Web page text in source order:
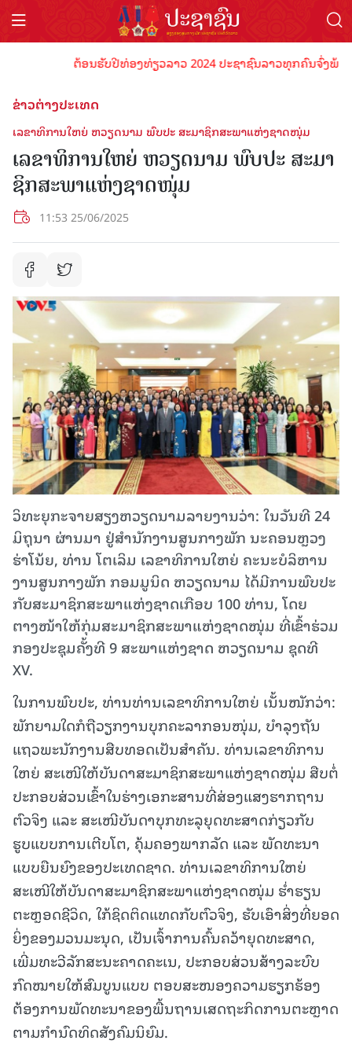
ຕ້ອນຮັບປີທ່ອງທ່ຽວລາວ 2024 ປະຊາຊົນລາວທຸກຄົນຈົ່ງພ້ອ
ຂ່າວຕ່າງປະເທດ
ເລ​ຂາ​ທິ​ການ​ໃຫຍ່ ຫວຽດນາມ ພົບ​ປະ​ ​ສະ​ມາ​ຊິກ​ສະ​ພາ​ແຫ່ງ​ຊາດ​ໜຸ່ມ
ເລ​ຂາ​ທິ​ການ​ໃຫຍ່ ຫວຽດນາມ ພົບ​ປະ​ ​ສະ​ມາ​
ຊິກ​ສະ​ພາ​ແຫ່ງ​ຊາດ​ໜຸ່ມ
11:53 25/06/2025
ວິທະຍຸກະຈາຍສຽງຫວຽດນາມລາຍງານວ່າ: ໃນວັນທີ 24
ມິຖຸນາ ຜ່ານມາ ຢູ່ສຳນັກງານສູນກາງພັກ ນະຄອນຫຼວງ
ຮ່າໂນ້ຍ, ທ່ານ ໂຕເລິມ ເລຂາທິການໃຫຍ່ ຄະນະບໍລິຫານ
ງານສູນກາງພັກ ກອມມູນິດ ຫວຽດນາມ ໄດ້ມີການພົບປະ
ກັບສະມາຊິກສະພາແຫ່ງຊາດເກືອບ 100 ທ່ານ, ໂດຍ
ຕາງໜ້າໃຫ້ກຸ່ມສະມາຊິກສະພາແຫ່ງຊາດໜຸ່ມ ທີ່ເຂົ້າຮ່ວມ
ກອງປະຊຸມຄັ້ງທີ 9 ສະພາແຫ່ງຊາດ ຫວຽດນາມ ຊຸດທີ
XV.
ໃນການພົບປະ, ທ່ານທ່ານເລຂາທິການໃຫຍ່ ເນັ້ນໜັກວ່າ:
ພັກຍາມໃດກໍຖືວຽກງານບຸກຄະລາກອນໜຸ່ມ, ບຳລຸງຖັນ
ແຖວພະນັກງານສືບທອດເປັນສຳຄັນ. ທ່ານເລຂາທິການ
ໃຫຍ່ ສະເໜີໃຫ້ບັນດາສະມາຊິກສະພາແຫ່ງຊາດໜຸ່ມ ສືບຕໍ່
ປະກອບສ່ວນເຂົ້າໃນຮ່າງເອກະສານທີ່ສ່ອງແສງຮາກຖານ
ຕົວຈິງ ແລະ ສະເໜີບັນດາບຸກທະລຸຍຸດທະສາດກ່ຽວກັບ
ຮູບແບບການເຕີບໂຕ, ຄຸ້ມຄອງພາກລັດ ແລະ ພັດທະນາ
ແບບຍືນຍົງຂອງປະເທດຊາດ. ທ່ານເລຂາທິການໃຫຍ່
ສະເໜີໃຫ້ບັນດາສະມາຊິກສະພາແຫ່ງຊາດໜຸ່ມ ຮ່ຳຮຽນ
ຕະຫຼອດຊີວິດ, ໃກ້ຊິດຕິດແທດກັບຕົວຈິງ, ຮັບເອົາສິ່ງທີ່ຍອດ
ຍິ່ງຂອງມວນມະນຸດ, ເປັນເຈົ້າການຄົ້ນຄວ້າຍຸດທະສາດ,
ເພີ່ມທະວີລັກສະນະຄາດຄະເນ, ປະກອບສ່ວນສ້າງລະບົບ
ກົດໝາຍໃຫ້ສົມບູນແບບ ຕອບສະໜອງຄວາມຮຽກຮ້ອງ
ຕ້ອງການພັດທະນາຂອງພື້ນຖານເສດຖະກິດການຕະຫຼາດ
ຕາມກຳນົດທິດສັງຄົມນິຍົມ.